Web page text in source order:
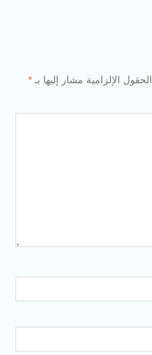
الحقول الإلزامية مشار إليها بـ *